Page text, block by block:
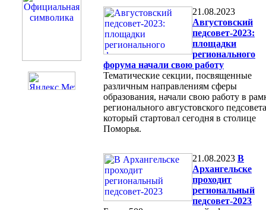
21.08.2023
Августовский
педсовет-2023:
площадки
регионального
форума начали свою работу
Тематические секции, посвященные
различным направлениям сферы
образования, начали свою работу в
регионального августовского
который стартовал сегодня в столице
Поморья.
21.08.2023 В
Архангельске
проходит
региональный
педсовет-2023